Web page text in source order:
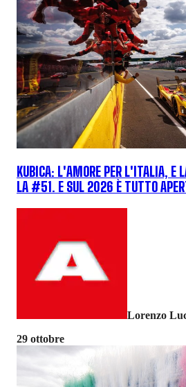
KUBICA: L'AMORE PER L'ITALIA, E
LA #51. E SUL 2026 È TUTTO
Lorenzo
29 ottobre